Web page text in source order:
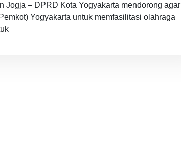
Jogja – DPRD Kota Yogyakarta mendorong agar
Yogyakarta untuk memfasilitasi olahraga